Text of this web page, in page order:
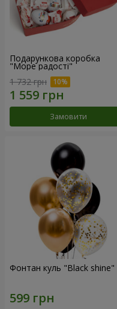
Подарункова коробка
"Море радості"
1 732 грн
Замовити
Фонтан куль "Black shine"